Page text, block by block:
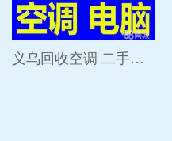
回收展示
人才招聘 义乌回收空调 二手空调回...